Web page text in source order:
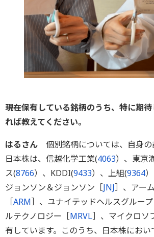
――現在保有している銘柄のうち、特に期
れば教えてください。
はるさん 個別銘柄については、自身
日本株は、信越化学工業(4063）、東京
ス(8766）、KDDI(9433）、上組(9364
ジョンソン＆ジョンソン［JNJ］、アー
［ARM］、ユナイテッドヘルスグルー
ルテクノロジー［MRVL］、マイクロソ
有しています。このうち、日本株にお